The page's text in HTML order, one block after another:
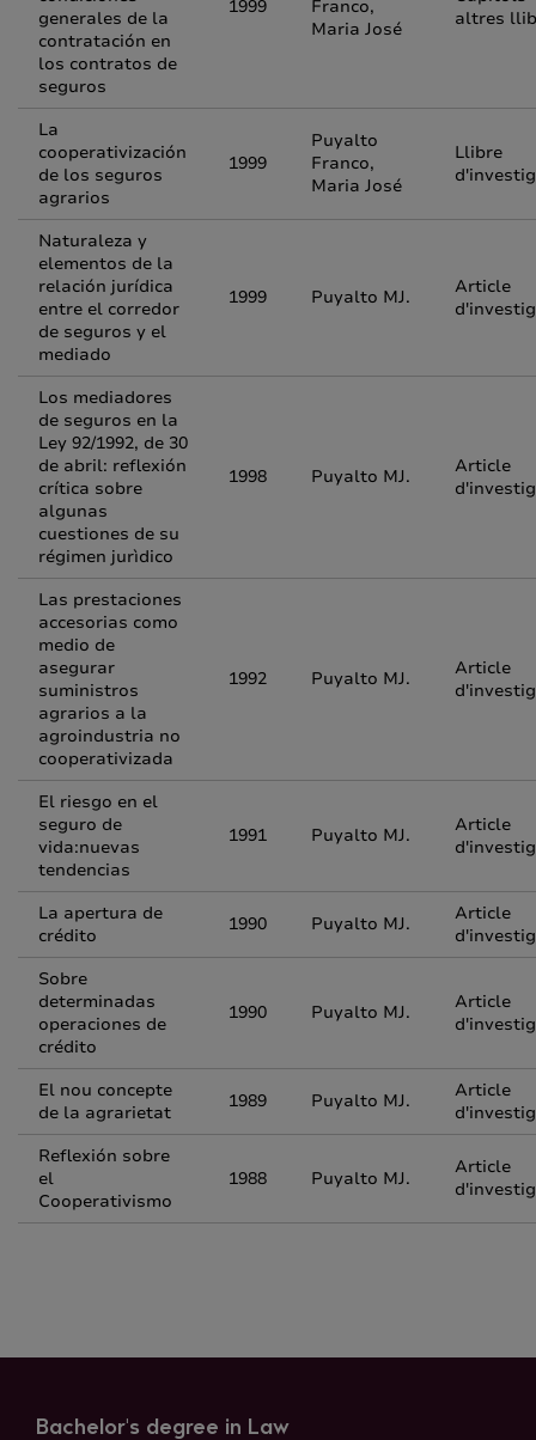
generales de la
contratación en
los contratos de
seguros
1999
Franco,
Maria José
altres
La
cooperativización
de los seguros
agrarios
1999
Puyalto
Franco,
Maria José
Llibre
Naturaleza y
elementos de la
relación jurídica
entre el corredor
de seguros y el
mediado
1999 Puyalto MJ.
Article
Los mediadores
de seguros en la
Ley 92/1992, de 30
de abril: reflexión
crítica sobre
algunas
cuestiones de su
régimen jurìdico
1998 Puyalto MJ.
Article
Las prestaciones
accesorias como
medio de
asegurar
suministros
agrarios a la
agroindustria no
cooperativizada
1992 Puyalto MJ.
Article
El riesgo en el
seguro de
vida:nuevas
tendencias
1991 Puyalto MJ.
Article
La apertura de
crédito
1990 Puyalto MJ.
Article
Sobre
determinadas
operaciones de
crédito
1990 Puyalto MJ.
Article
El nou concepte
de la agrarietat
1989 Puyalto MJ.
Article
Reflexión sobre
el
Cooperativismo
1988 Puyalto MJ.
Article
Bachelor's degree in Law